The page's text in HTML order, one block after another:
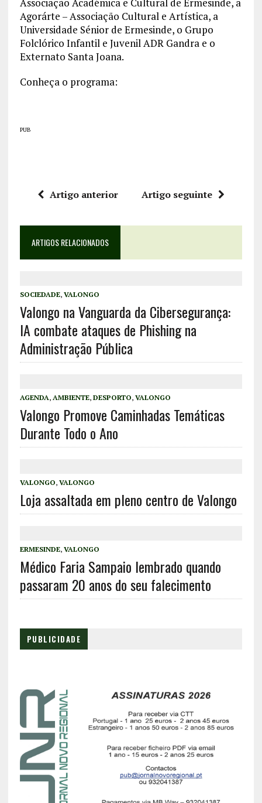
Agorárte – Associação Cultural e Artística, a
Universidade Sénior de Ermesinde, o Grupo
Folclórico Infantil e Juvenil ADR Gandra e o
Externato Santa Joana.
Conheça o programa:
PUB
Artigo anterior Artigo seguinte
ARTIGOS RELACIONADOS
SOCIEDADE, VALONGO
Valongo na Vanguarda da Cibersegurança:
IA combate ataques de Phishing na
Administração Pública
AGENDA, AMBIENTE, DESPORTO, VALONGO
Valongo Promove Caminhadas Temáticas
Durante Todo o Ano
VALONGO, VALONGO
Loja assaltada em pleno centro de Valongo
ERMESINDE, VALONGO
Médico Faria Sampaio lembrado quando
passaram 20 anos do seu falecimento
PUBLICIDADE